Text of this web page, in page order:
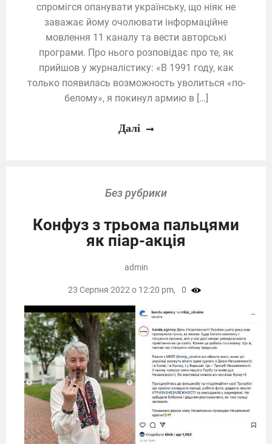
спромігся опанувати українську, що ніяк не
заважає йому очолювати інформаційне
мовлення 11 каналу та вести авторські
програми. Про нього розповідає про те, як
прийшов у журналістику: «В 1991 году, как
только появилась возможность уволиться «по-
белому», я покинул армию в […]
Далі
Без рубрики
Конфуз з трьома пальцями
як піар-акція
admin
23 Серпня 2022 о 12:20 pm, 0